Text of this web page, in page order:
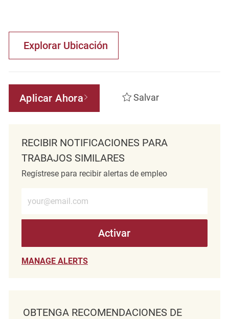
Explorar Ubicación
Aplicar Ahora Salvar
RECIBIR NOTIFICACIONES PARA
TRABAJOS SIMILARES
Regístrese para recibir alertas de empleo
Activar
MANAGE ALERTS
OBTENGA RECOMENDACIONES DE